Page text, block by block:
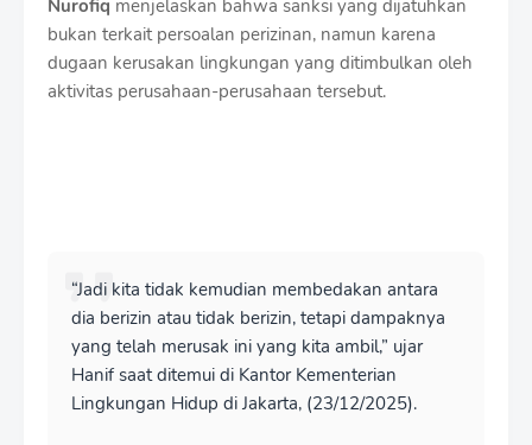
Nurofiq menjelaskan bahwa sanksi yang dijatuhkan
bukan terkait persoalan perizinan, namun karena
dugaan kerusakan lingkungan yang ditimbulkan oleh
aktivitas perusahaan-perusahaan tersebut.
“Jadi kita tidak kemudian membedakan antara
dia berizin atau tidak berizin, tetapi dampaknya
yang telah merusak ini yang kita ambil,” ujar
Hanif saat ditemui di Kantor Kementerian
Lingkungan Hidup di Jakarta, (23/12/2025).